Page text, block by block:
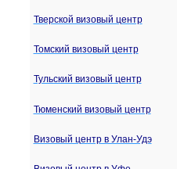
Тверской визовый центр
Томский визовый центр
Тульский визовый центр
Тюменский визовый центр
Визовый центр в Улан-Удэ